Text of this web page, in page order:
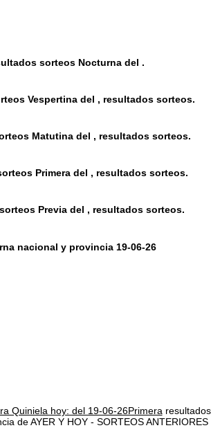
sorteos Nocturna del .
Vespertina del , resultados sorteos.
Matutina del , resultados sorteos.
Primera del , resultados sorteos.
Previa del , resultados sorteos.
nacional y provincia 19-06-26
Quiniela hoy: del 19-06-26Primera resultados
de AYER Y HOY - SORTEOS ANTERIORES